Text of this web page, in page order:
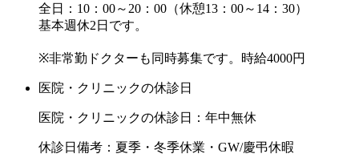
全日：10：00～20：00（休憩13：00～14：30）
基本週休2日です。
※非常勤ドクターも同時募集です。時給4000円
医院・クリニックの休診日
医院・クリニックの休診日：年中無休
休診日備考：夏季・冬季休業・GW/慶弔休暇